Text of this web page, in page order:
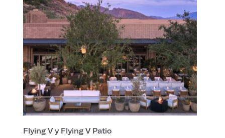
Flying V y Flying V Patio